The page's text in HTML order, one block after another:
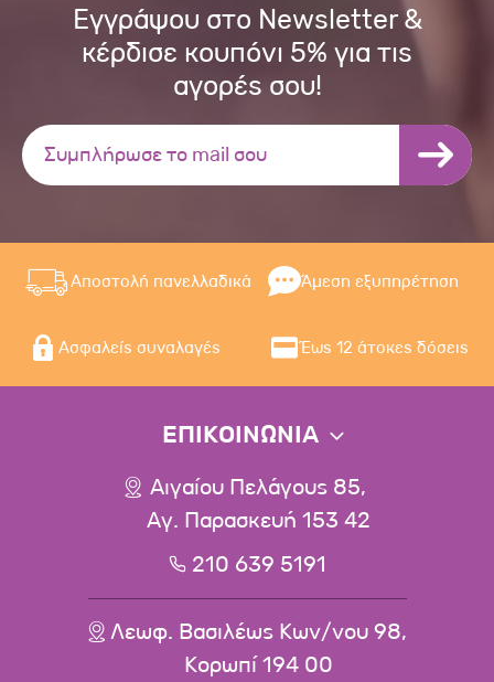
Εγγράψου στο Newsletter &
κέρδισε κουπόνι 5% για τις
αγορές σου!
Αποστολή πανελλαδικά Άμεση εξυπηρέτηση
Ασφαλείς συναλαγές Έως 12 άτοκες δόσεις
ΕΠΙΚΟΙΝΩΝΙΑ
Αιγαίου Πελάγους 85,
Αγ. Παρασκευή 153 42
210 639 5191
Λεωφ. Βασιλέως Κων/νου 98,
Κορωπί 194 00